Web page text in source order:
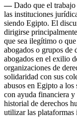
— Dado que el
las instituciones
siendo Egipto. El
dirigirse
que sea ilegítimo o
abogados o grupos de
abogados en el exilio
organizaciones de
solidaridad con sus
abusos en Egipto a
con ayuda financiera
historial de derechos
utilizar las plataformas